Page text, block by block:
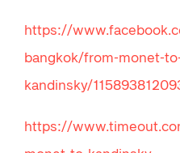
https://
bangkok/from-monet-
kandinsky/
https://